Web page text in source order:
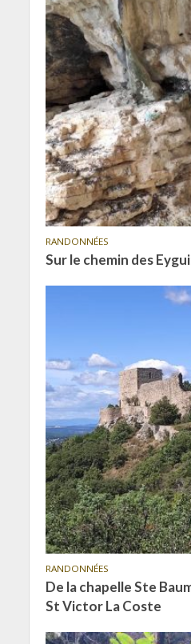
RANDONNÉES
Sur le chemin des
RANDONNÉES
De la chapelle Ste
St Victor La Coste